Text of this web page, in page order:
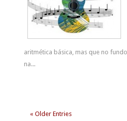
aritmética básica, mas que no
na...
« Older Entries